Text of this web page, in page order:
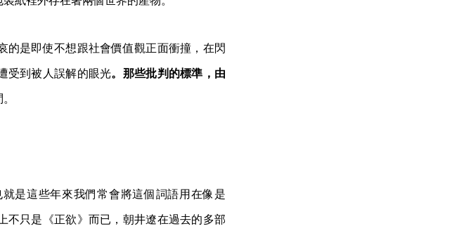
的是即使不想跟社會價值觀正面衝撞，在閃
受到被人誤解的眼光。那些批判的標準，由
是這些年來我們常會將這個詞語用在像是
不只是《正欲》而已，朝井遼在過去的多部